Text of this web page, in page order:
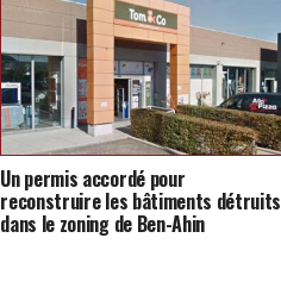
Un permis accordé pour
reconstruire les bâtiments détruits
dans le zoning de Ben-Ahin